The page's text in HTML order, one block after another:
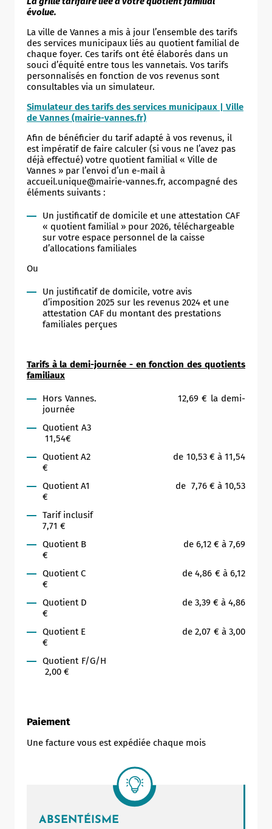
évolue.
La ville de Vannes a mis à jour l’ensemble des tarifs
des services municipaux liés au quotient familial de
chaque foyer. Ces tarifs ont été élaborés dans un
souci d’équité entre tous les vannetais. Vos tarifs
personnalisés en fonction de vos revenus sont
consultables via un simulateur.
Simulateur des tarifs des services municipaux | Ville
de Vannes (mairie-vannes.fr)
Afin de bénéficier du tarif adapté à vos revenus, il
est impératif de faire calculer (si vous ne l’avez pas
déjà effectué) votre quotient familial « Ville de
Vannes » par l’envoi d’un e-mail à
accueil.unique@mairie-vannes.fr, accompagné des
éléments suivants :
Un justificatif de domicile et une attestation CAF
« quotient familial » pour 2026, téléchargeable
sur votre espace personnel de la caisse
d’allocations familiales
Ou
Un justificatif de domicile, votre avis
d’imposition 2025 sur les revenus 2024 et une
attestation CAF du montant des prestations
familiales perçues
Tarifs à la demi-journée - en fonction des quotients
familiaux
Hors Vannes. 12,69 € la demi-
journée
Quotient A3
11,54€
Quotient A2 de 10,53 € à 11,54
€
Quotient A1 de 7,76 € à 10,53
€
Tarif inclusif
7,71 €
Quotient B de 6,12 € à 7,69
€
Quotient C de 4,86 € à 6,12
€
Quotient D de 3,39 € à 4,86
€
Quotient E de 2,07 € à 3,00
€
Quotient F/G/H
2,00 €
Paiement
Une facture vous est expédiée chaque mois
ABSENTÉISME